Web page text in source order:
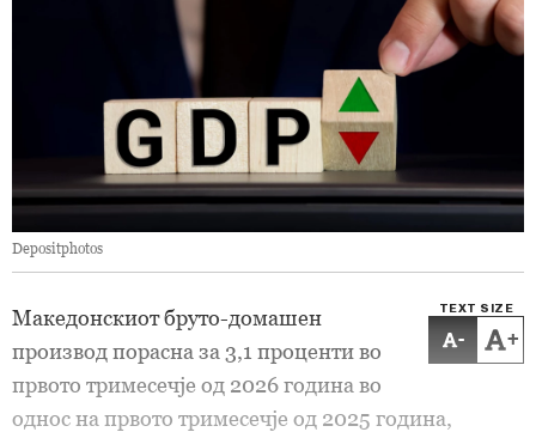
Depositphotos
TEXT SIZE
- +
Македонскиот бруто-домашен
производ порасна за 3,1 проценти во
првото тримесечје од 2026 година во
однос на првото тримесечје од 2025 година,